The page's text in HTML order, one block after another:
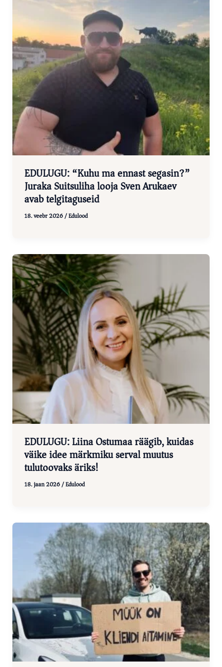
EDULUGU: “Kuhu ma ennast segasin?”
Juraka Suitsuliha looja Sven Arukaev
avab telgitaguseid
18. veebr 2026/Edulood
EDULUGU: Liina Ostumaa räägib, kuidas
väike idee märkmiku serval muutus
tulutoovaks äriks!
18. jaan 2026/Edulood